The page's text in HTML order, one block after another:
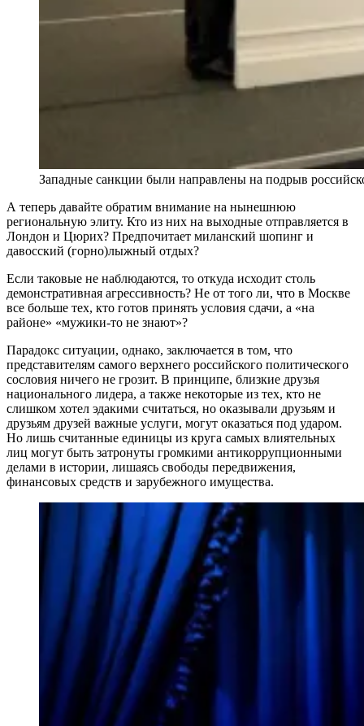
Западные санкции были направлены на подрыв
А теперь давайте обратим внимание на нынешнюю
региональную элиту. Кто из них на выходные отправляется в
Лондон и Цюрих? Предпочитает миланский шопинг и
давосский (горно)лыжный отдых?
Если таковые не наблюдаются, то откуда исходит столь
демонстративная агрессивность? Не от того ли, что в Москве
все больше тех, кто готов принять условия сдачи, а «на
районе» «мужики-то не знают»?
Парадокс ситуации, однако, заключается в том, что
представителям самого верхнего российского политического
сословия ничего не грозит. В принципе, близкие друзья
национального лидера, а также некоторые из тех, кто не
слишком хотел эдакими считаться, но оказывали друзьям и
друзьям друзей важные услуги, могут оказаться под ударом.
Но лишь считанные единицы из круга самых влиятельных
лиц могут быть затронуты громкими антикоррупционными
делами в истории, лишаясь свободы передвижения,
финансовых средств и зарубежного имущества.